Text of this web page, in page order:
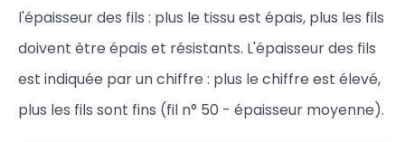
l'épaisseur des fils : plus le tissu est épais, plus les fils
doivent être épais et résistants. L'épaisseur des fils
est indiquée par un chiffre : plus le chiffre est élevé,
plus les fils sont fins (fil n° 50 - épaisseur moyenne).